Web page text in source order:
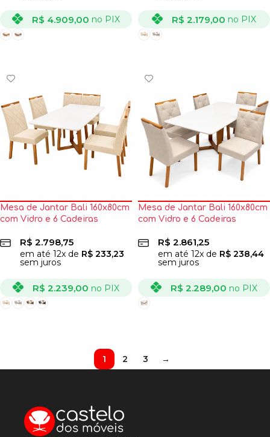
R$ 4.909,00 no PIX R$ 2.179,00 no PIX
Mesa de Jantar Bali 160x80cm
com Vidro e 6 Cadeiras
Estofadas Minas Plac
R$ 2.798,75
em até 12x de R$ 233,23
sem juros
R$ 2.239,00 no PIX
Mesa de Jantar Bali 160x80cm
com Vidro e 6 Cadeiras
Minas Plac
R$ 2.861,25
em até 12x de R$ 238,44
sem juros
R$ 2.289,00 no PIX
1 2 3 →